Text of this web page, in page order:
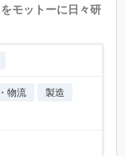
モットーに日々研
物流
製造